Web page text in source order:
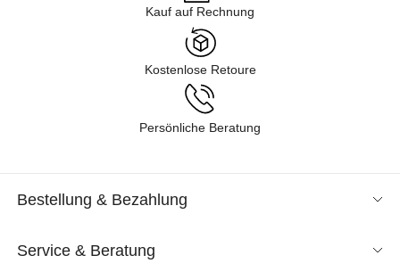
Kauf auf Rechnung
Kostenlose Retoure
Persönliche Beratung
Bestellung & Bezahlung
Service & Beratung